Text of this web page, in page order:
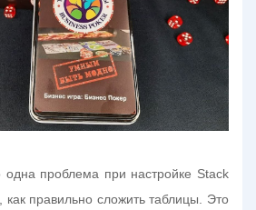
проблема при настройке Stack
правильно сложить таблицы. Это